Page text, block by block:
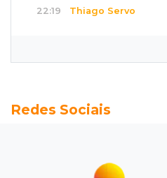
22:19 Thiago Servo
Semana vai começar
Flagrante
Redes Sociais